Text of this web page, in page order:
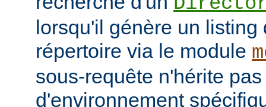
lorsqu'il génère un
répertoire via le module
sous-requête n'hérite
d'environnement